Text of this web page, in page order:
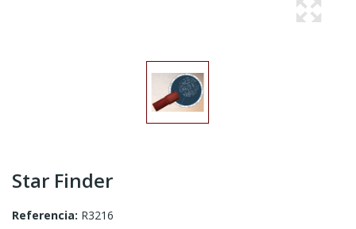
Star Finder
Referencia: R3216